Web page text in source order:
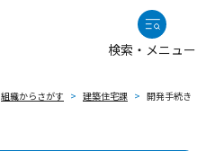
検索・メニュー
組織からさがす > 建築住宅課 > 開発手続き